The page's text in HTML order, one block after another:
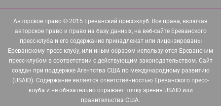
Авторское право © 2015 Ереванский пресс-клуб. Все права, включая
авторское право и право на базу данных, на веб-сайте Ереванского
пресс-клуба и его содержание принадлежат или лицензированы
Ереванскому пресс-клубу, или иным образом используются Ереванским
пресс-клубом в соответствии с действующим законодательством. Сайт
создан при поддержке Агентства США по международному развитию
(USAID). Содержание является ответственностью Ереванского пресс-
клуба и не обязательно отражает точку зрения USAID или
правительства США.